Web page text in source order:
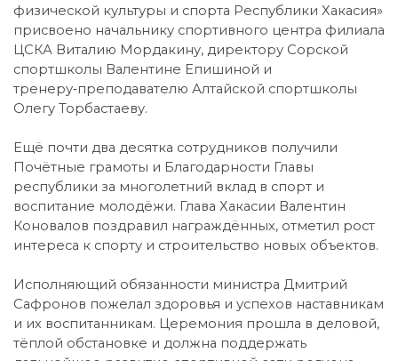
физической культуры и спорта Республики Хакасия»
присвоено начальнику спортивного центра филиала
ЦСКА Виталию Мордакину, директору Сорской
спортшколы Валентине Епишиной и
тренеру‑преподавателю Алтайской спортшколы
Олегу Торбастаеву.
Ещё почти два десятка сотрудников получили
Почётные грамоты и Благодарности Главы
республики за многолетний вклад в спорт и
воспитание молодёжи. Глава Хакасии Валентин
Коновалов поздравил награждённых, отметил рост
интереса к спорту и строительство новых объектов.
Исполняющий обязанности министра Дмитрий
Сафронов пожелал здоровья и успехов наставникам
и их воспитанникам. Церемония прошла в деловой,
тёплой обстановке и должна поддержать